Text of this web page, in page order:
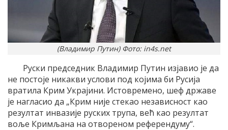
(Владимир Путин) Фото: in4s.net
Руски председник Владимир Путин изјавио је да
не постоје никакви услови под којима би Русија
вратила Крим Украјини. Истовремено, шеф државе
је нагласио да „Крим није стекао независност као
резултат инвазије руских трупа, већ као резултат
воље Кримљана на отвореном референдуму“.